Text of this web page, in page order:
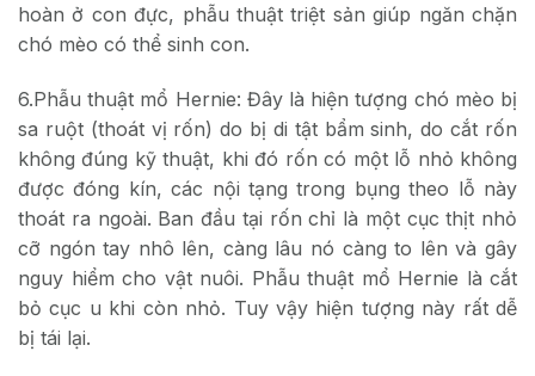
hoàn ở con đực, phẫu thuật triệt sản giúp ngăn chặn
chó mèo có thể sinh con.
6.Phẫu thuật mổ Hernie: Đây là hiện tượng chó mèo bị
sa ruột (thoát vị rốn) do bị di tật bẩm sinh, do cắt rốn
không đúng kỹ thuật, khi đó rốn có một lỗ nhỏ không
được đóng kín, các nội tạng trong bụng theo lỗ này
thoát ra ngoài. Ban đầu tại rốn chỉ là một cục thịt nhỏ
cỡ ngón tay nhô lên, càng lâu nó càng to lên và gây
nguy hiểm cho vật nuôi. Phẫu thuật mổ Hernie là cắt
bỏ cục u khi còn nhỏ. Tuy vậy hiện tượng này rất dễ
bị tái lại.